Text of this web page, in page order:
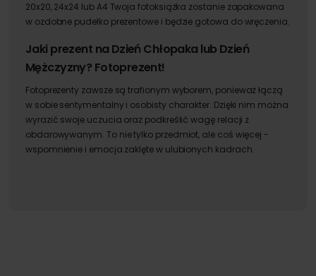
20x20, 24x24 lub A4 Twoja fotoksiążka zostanie zapakowana
w ozdobne pudełko prezentowe i będzie gotowa do wręczenia.
Jaki prezent na Dzień Chłopaka lub Dzień
Mężczyzny? Fotoprezent!
Fotoprezenty zawsze są trafionym wyborem, ponieważ łączą
w sobie sentymentalny i osobisty charakter. Dzięki nim można
wyrazić swoje uczucia oraz podkreślić wagę relacji z
obdarowywanym. To nie tylko przedmiot, ale coś więcej -
wspomnienie i emocja zaklęte w ulubionych kadrach.